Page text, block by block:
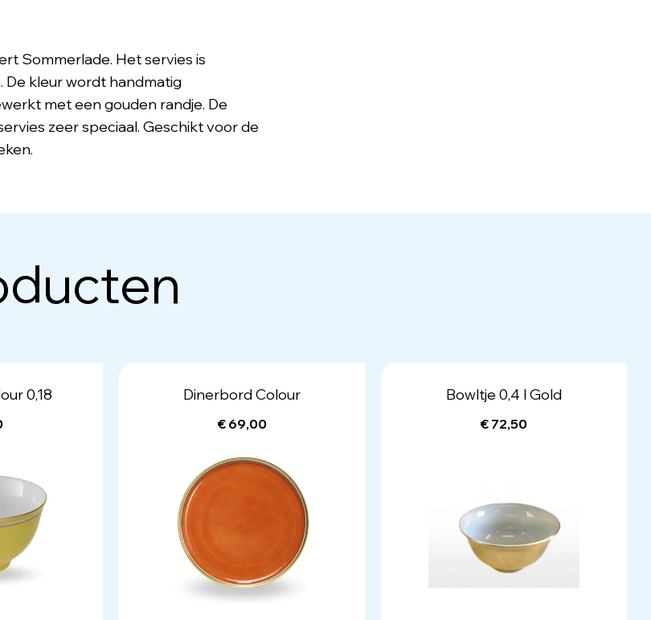
Sommerlade. Het servies is
De kleur wordt handmatig
met een gouden randje. De
zeer speciaal. Geschikt voor de
0,18 Dinerbord Colour
€ 69,00
Bowltje 0,4 l Gold
€ 72,50